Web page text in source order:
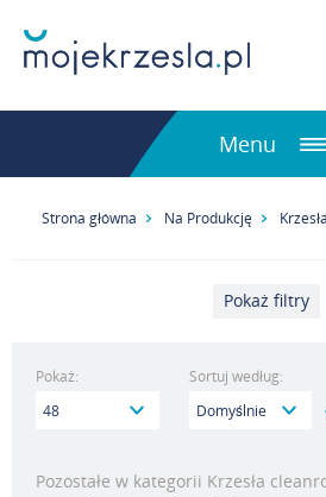
Menu
Strona główna Na Produkcję
Pokaż filtry
Pokaż: Sortuj według:
Pozostałe w kategorii Krzesła